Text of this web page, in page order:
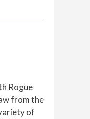
Rogue
from the
of